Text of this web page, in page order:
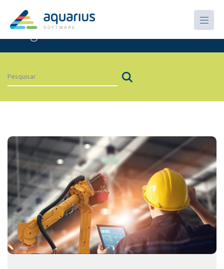
Artigos